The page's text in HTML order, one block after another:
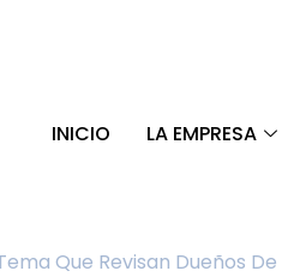
INICIO LA EMPRESA
Que Revisan Dueños